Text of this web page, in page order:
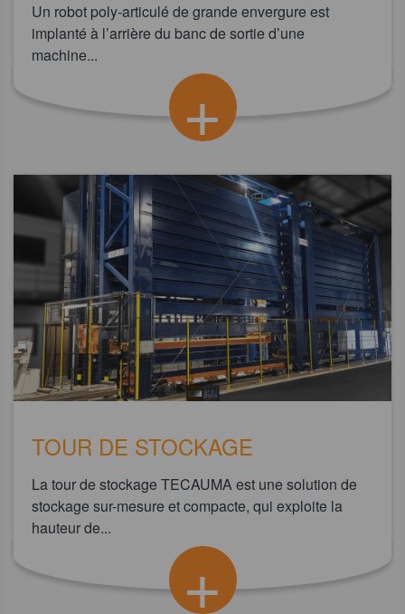
Un robot poly-articulé de grande envergure est
implanté à l’arrière du banc de sortie d’une
machine...
+
TOUR DE STOCKAGE
La tour de stockage TECAUMA est une solution de
stockage sur-mesure et compacte, qui exploite la
hauteur de...
+